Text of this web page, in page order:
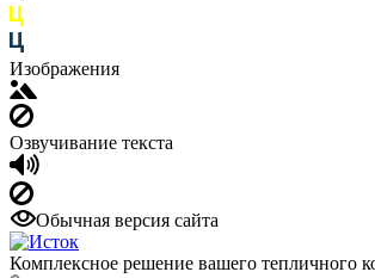
Изображения
Озвучивание текста
Обычная версия сайта
Комплексное решение вашего тепличного